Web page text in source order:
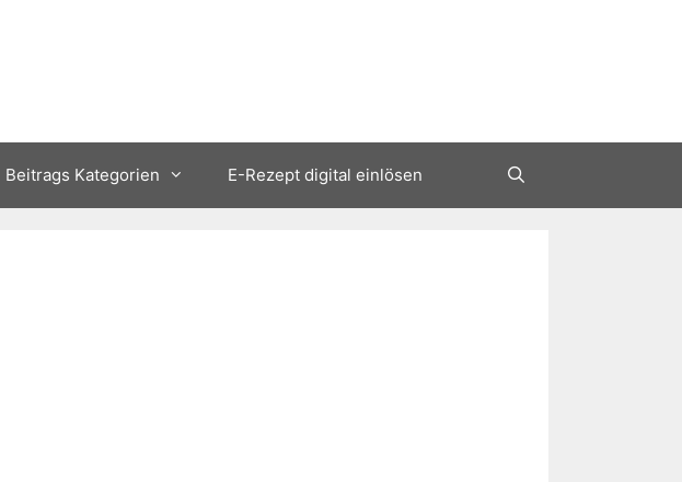
Beitrags Kategorien E-Rezept digital einlösen